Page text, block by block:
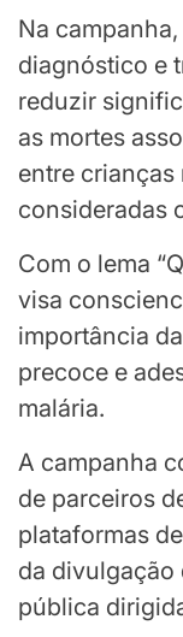
Na
diagnóstico e
reduzir
as mortes
entre crianças
consideradas
Com o lema
visa
importância
precoce e
malária.
A campanha
de parceiros
plataformas
da divulgação
pública